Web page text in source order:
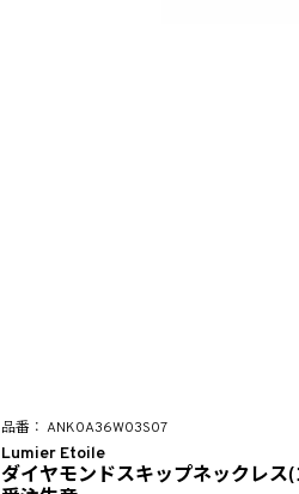
ANK0A36W03S07
Lumier Etoile
ダイヤモンドスキップネックレス